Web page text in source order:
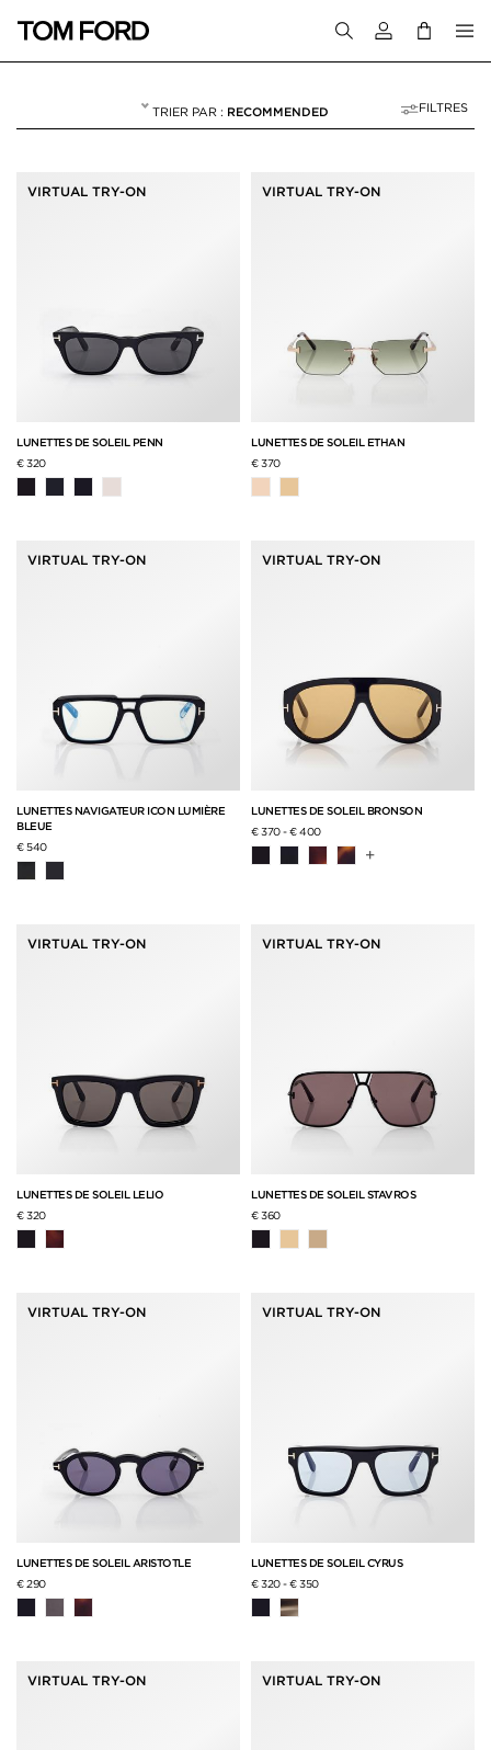
Connectez-
RECOMMENDED FILTRES
VIRTUAL TRY-ON
LUNETTES DE SOLEIL PENN
€ 320
VIRTUAL TRY-ON
LUNETTES DE SOLEIL ETHAN
€ 370
VIRTUAL TRY-ON
LUNETTES NAVIGATEUR ICON LUMIÈRE
BLEUE
€ 540
VIRTUAL TRY-ON
LUNETTES DE SOLEIL BRONSON
€ 370-€ 400
+
VIRTUAL TRY-ON
LUNETTES DE SOLEIL LELIO
€ 320
VIRTUAL TRY-ON
LUNETTES DE SOLEIL STAVROS
€ 360
VIRTUAL TRY-ON
LUNETTES DE SOLEIL ARISTOTLE
€ 290
VIRTUAL TRY-ON
LUNETTES DE SOLEIL CYRUS
€ 320-€ 350
VIRTUAL TRY-ON VIRTUAL TRY-ON